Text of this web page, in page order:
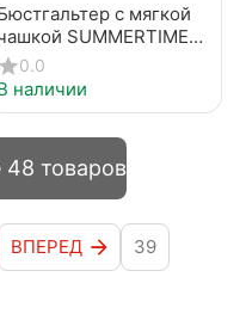
с мягкой
SUMMERTIME
TB6262 мокко мусс
0.0
наличии
товаров
ВПЕРЕД 39